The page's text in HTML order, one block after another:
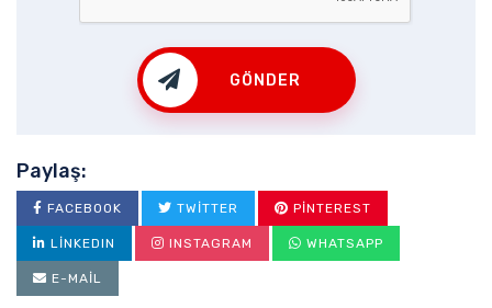
GÖNDER
Paylaş:
FACEBOOK TWITTER PINTEREST
LINKEDIN INSTAGRAM WHATSAPP
E-MAIL